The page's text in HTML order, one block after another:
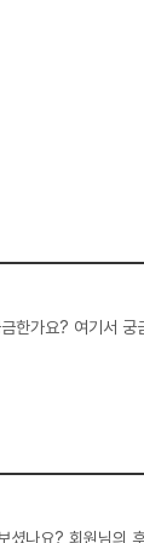
한가요? 여기서 궁
셨나요? 회원님의